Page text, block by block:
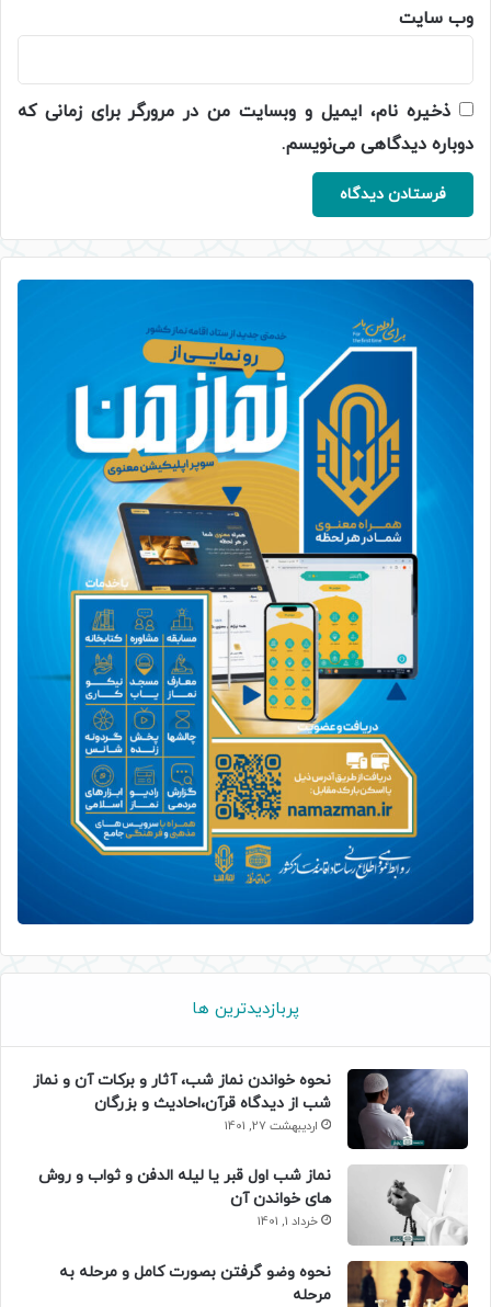
وب‌ سایت
ذخیره نام، ایمیل و وبسایت من در مرورگر برای زمانی که
دوباره دیدگاهی می‌نویسم.
پربازدیدترین ها
نحوه خواندن نماز شب، آثار و برکات آن و نماز
شب از دیدگاه قرآن،احادیث و بزرگان
اردیبهشت 27, 1401
نماز شب اول قبر یا لیله الدفن و ثواب و روش
های خواندن آن
خرداد 1, 1401
نحوه وضو گرفتن بصورت کامل و مرحله به
مرحله